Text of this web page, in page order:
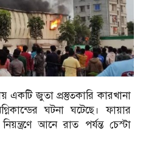
একটি জুতা প্রস্তুতকারি কারখানা
ঘটনা ঘটেছে। ফায়ার
আনে রাত পর্যন্ত চেস্টা